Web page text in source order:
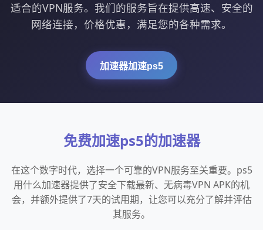
适合的VPN服务。我们的服务旨在提供高速、安全的
网络连接，价格优惠，满足您的各种需求。
加速器加速ps5
免费加速ps5的加速器
在这个数字时代，选择一个可靠的VPN服务至关重要。ps5
用什么加速器提供了安全下载最新、无病毒VPN APK的机
会，并额外提供了7天的试用期，让您可以充分了解并评估
其服务。